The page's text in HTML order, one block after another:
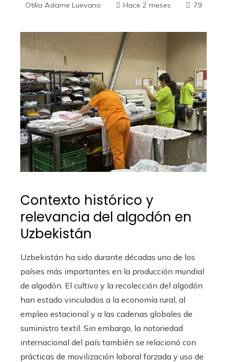
Otilia Adame Luevano Hace 2 meses 79
Contexto histórico y
relevancia del algodón en
Uzbekistán
Uzbekistán ha sido durante décadas uno de los
países más importantes en la producción mundial
de algodón. El cultivo y la recolección del algodón
han estado vinculados a la economía rural, al
empleo estacional y a las cadenas globales de
suministro textil. Sin embargo, la notoriedad
internacional del país también se relacionó con
prácticas de movilización laboral forzada y uso de